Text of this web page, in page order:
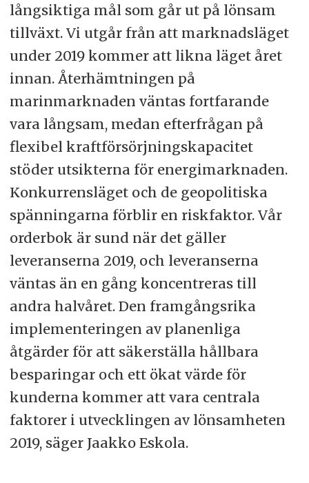
långsiktiga mål som går ut på lönsam
tillväxt. Vi utgår från att marknadsläget
under 2019 kommer att likna läget året
innan. Återhämtningen på
marinmarknaden väntas fortfarande
vara långsam, medan efterfrågan på
flexibel kraftförsörjningskapacitet
stöder utsikterna för energimarknaden.
Konkurrensläget och de geopolitiska
spänningarna förblir en riskfaktor. Vår
orderbok är sund när det gäller
leveranserna 2019, och leveranserna
väntas än en gång koncentreras till
andra halvåret. Den framgångsrika
implementeringen av planenliga
åtgärder för att säkerställa hållbara
besparingar och ett ökat värde för
kunderna kommer att vara centrala
faktorer i utvecklingen av lönsamheten
2019, säger Jaakko Eskola.